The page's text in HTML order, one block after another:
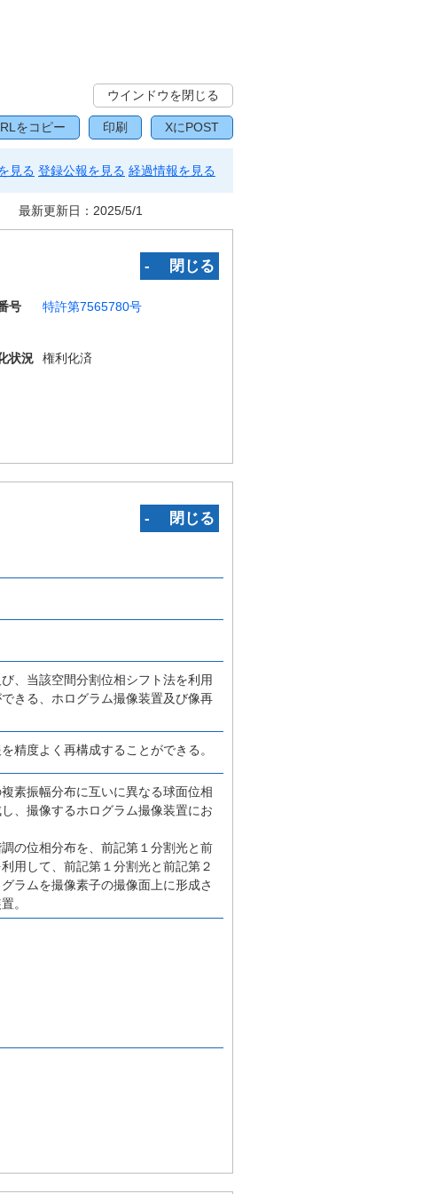
ウインドウを閉じる
をコピー 印刷 XにPOST
見る 登録公報を見る 経過情報を見る
最新更新日： 2025/5/1
‐ 閉じる
号
特許第7565780号
状況
権利化済
‐ 閉じる
、当該空間分割位相シフト法を利用
きる、ホログラム撮像装置及び像再
精度よく再構成することができる。
素振幅分布に互いに異なる球面位相
、撮像するホログラム撮像装置にお
の位相分布を、前記第１分割光と前
用して、前記第１分割光と前記第２
ラムを撮像素子の撮像面上に形成さ
。